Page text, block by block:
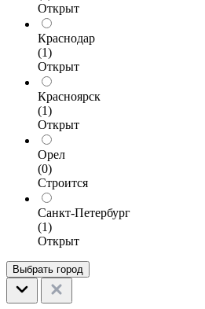
Открыт
Краснодар
(1)
Открыт
Красноярск
(1)
Открыт
Орел
(0)
Строится
Санкт-Петербург
(1)
Открыт
Выбрать город